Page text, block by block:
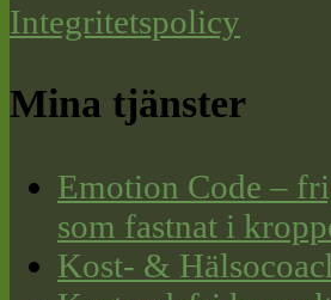
Integritetspolicy
Mina tjänster
Emotion Code –
som fastnat i
Kost- &